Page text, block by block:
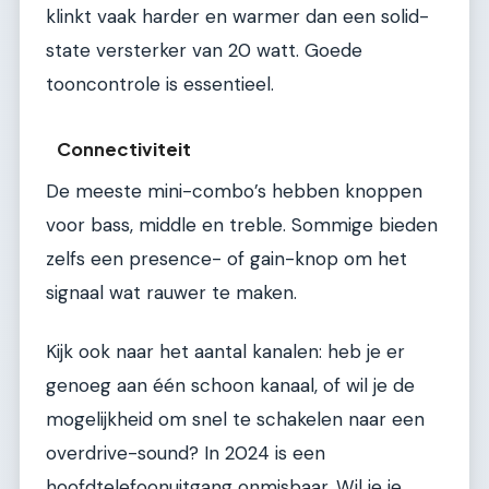
klinkt vaak harder en warmer dan een solid-
state versterker van 20 watt. Goede
tooncontrole is essentieel.
Connectiviteit
De meeste mini-combo’s hebben knoppen
voor bass, middle en treble. Sommige bieden
zelfs een presence- of gain-knop om het
signaal wat rauwer te maken.
Kijk ook naar het aantal kanalen: heb je er
genoeg aan één schoon kanaal, of wil je de
mogelijkheid om snel te schakelen naar een
overdrive-sound? In 2024 is een